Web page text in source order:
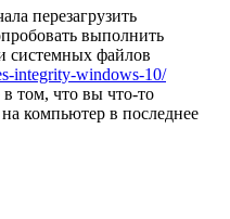
перезагрузить
выполнить
системных файлов
integrity-windows-10/
том, что вы что-то
компьютер в последнее